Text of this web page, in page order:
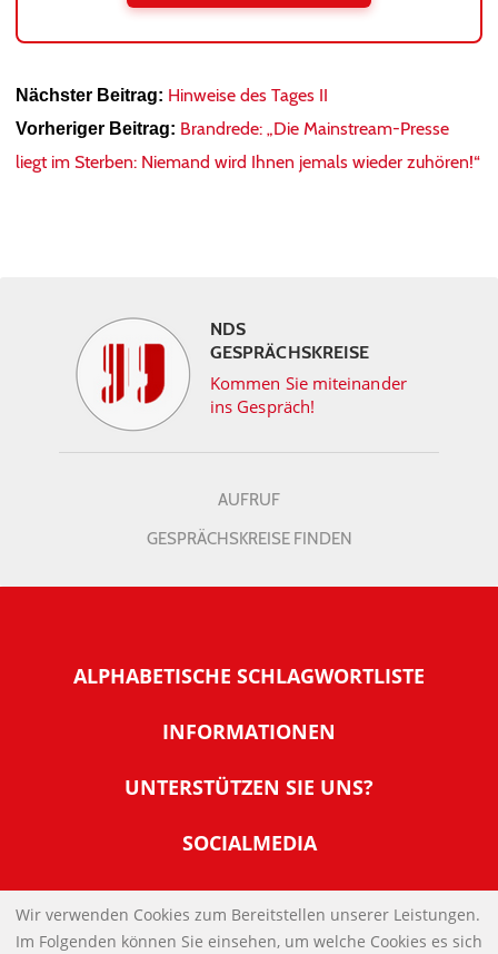
Nächster Beitrag: Hinweise des Tages II
Vorheriger Beitrag: Brandrede: „Die Mainstream-Presse
liegt im Sterben: Niemand wird Ihnen jemals wieder zuhören!“
NDS
GESPRÄCHSKREISE
Kommen Sie miteinander
ins Gespräch!
AUFRUF
GESPRÄCHSKREISE FINDEN
ALPHABETISCHE SCHLAGWORTLISTE
INFORMATIONEN
Warum NachDenkSeiten
Tipps zur Nutzung der NachDenkSeiten
Banner und E-Mail-Signaturen
Links
UNTERSTÜTZEN SIE UNS?
Werden Sie Fördermitglied
Spenden Sie Online
SOCIALMEDIA
IMPRESSUM
Wir verwenden Cookies zum Bereitstellen unserer Leistungen.
Im Folgenden können Sie einsehen, um welche Cookies es sich